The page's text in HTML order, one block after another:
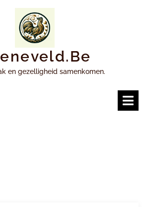
en gezelligheid samenkomen.